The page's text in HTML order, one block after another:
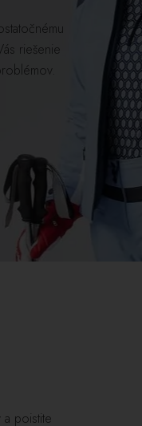
riešenie
poistite